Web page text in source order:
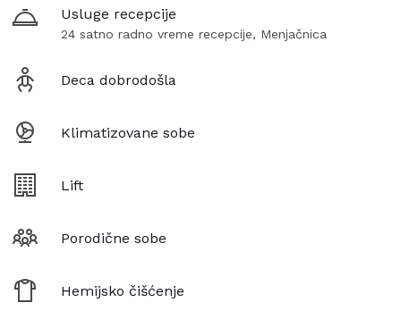
Usluge recepcije
24 satno radno vreme recepcije, Menjačnica
Deca dobrodošla
Klimatizovane sobe
Lift
Porodične sobe
Hemijsko čišćenje